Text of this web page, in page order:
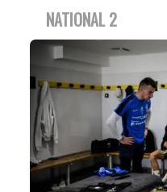
NATIONAL 2